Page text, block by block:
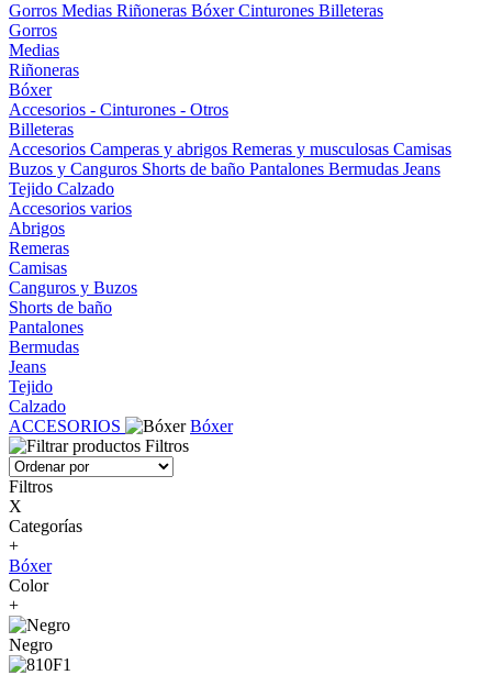
Gorros Medias Riñoneras BóxerCinturones Billeteras
Gorros
Medias
Riñoneras
Bóxer
Accesorios - Cinturones - Otros
Billeteras
Accesorios Camperas y abrigos Remeras y musculosas Camisas
Buzos y Canguros Shorts de baño Pantalones Bermudas Jeans
Tejido Calzado
Accesorios varios
Abrigos
Remeras
Camisas
Canguros y Buzos
Shorts de baño
Pantalones
Bermudas
Jeans
Tejido
Calzado
ACCESORIOS
Bóxer
Filtros
Filtros
X
Categorías
+
Bóxer
Color
+
Negro